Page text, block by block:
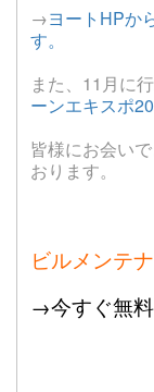
→ヨートHPか
す。
また、11月に
ーンエキスポ
皆様にお会い
おります。
ビルメンテ
→今すぐ無